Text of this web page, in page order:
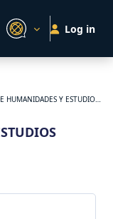
Log in
ESCUELA DE HUMANIDADES Y ESTUDIOS SOCIALES